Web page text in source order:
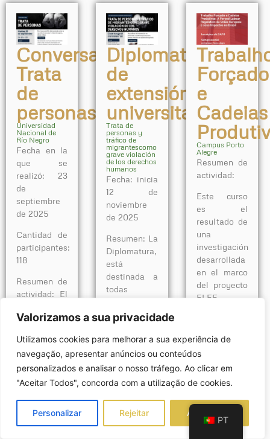
Valorizamos a sua privacidade
Utilizamos cookies para melhorar a sua experiência de
navegação, apresentar anúncios ou conteúdos
personalizados e analisar o nosso tráfego. Ao clicar em
"Aceitar Todos", concorda com a utilização de cookies.
Personalizar Rejeitar Aceite tudo
Conversatorio:
Trata
de
personas
Universidad
Nacional de
Río Negro
Fecha en la
que se
realizó: 23
de
septiembre
de 2025
Cantidad de
participantes:
118
Resumen de
actividad: El
de
se realizo el
conversatorio:
Trata de
personas en
encuentro
Diplomatura
de
extensión
universitaria:
Trata de
personas y
tráfico de
migrantescomo
grave violación
de los derechos
humanos
Fecha: inicia
12 de
noviembre
de 2025
Resumen: La
Diplomatura,
está
destinada a
todas
personas
que, con una
formación
básica o
superior,
estén
los temas
sobre los
cuales versa.
Forçado
e
Cadeias
Campus Porto
Alegre
Resumen de
actividad:
Este curso
es el
resultado de
una
investigación
desarrollada
en el marco
del proyecto
FLEE-
la
Laboral a
través de la
Educación –
Formación
Especialistas
PT